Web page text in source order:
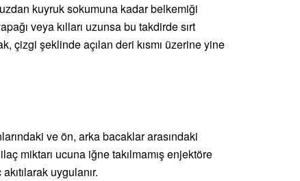
kuyruk sokumuna kadar belkemiği
veya kılları uzunsa bu takdirde sırt
çizgi şeklinde açılan deri kısmı üzerine yine
ve ön, arka bacaklar arasındaki
miktarı ucuna iğne takılmamış enjektöre
uygulanır.